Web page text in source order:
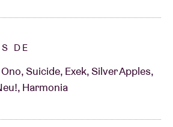
DE
Suicide, Exek, Silver Apples,
Harmonia